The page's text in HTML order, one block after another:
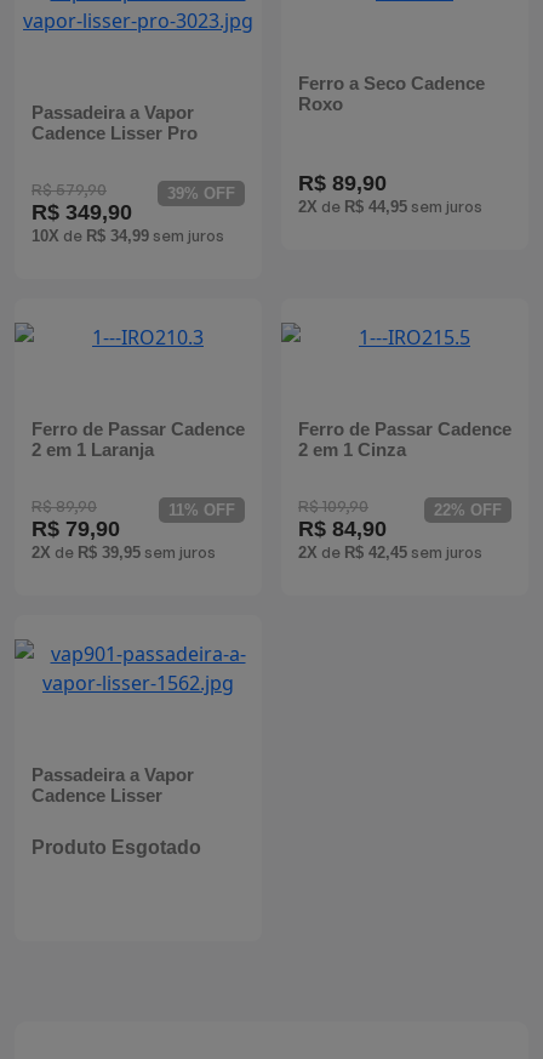
Passadeira a Vapor
Cadence Lisser Pro
R$ 579,90
R$ 349,90
10X de R$ 34,99 sem juros
39% OFF
Ferro a Seco Cadence
Roxo
R$ 89,90
2X de R$ 44,95 sem juros
Ferro de Passar Cadence
2 em 1 Laranja
R$ 89,90
R$ 79,90
2X de R$ 39,95 sem juros
11% OFF
Ferro de Passar Cadence
2 em 1 Cinza
R$ 109,90
R$ 84,90
2X de R$ 42,45 sem juros
22% OFF
Passadeira a Vapor
Cadence Lisser
Produto Esgotado
Mixers
Coifas
Churrasqueiras
Bebedouros
Cooktops